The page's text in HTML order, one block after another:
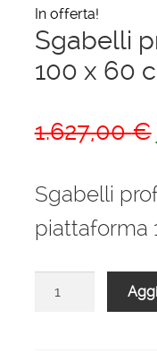
In offerta!
Sgabelli
100 x 60
1.627,00€
Sgabelli
piattaforma